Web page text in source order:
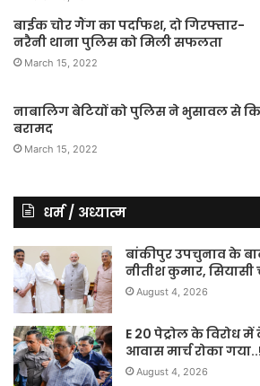
बाईक चोर गैंग का पर्दाफश, दो गिरफ्तार-
नरैनी थाना पुलिस को मिली सफलता
March 15, 2022
नाबालिग बेटियों को पुलिस ने भुसावल से
बरामद
March 15, 2022
धर्म / अध्यात्म
बांकीपुर उपचुनाव के
नीतीश कुमार, सियासी
August 4, 2026
E 20 पेट्रोल के विरोध
आवास मार्च रोका गया..!
August 4, 2026